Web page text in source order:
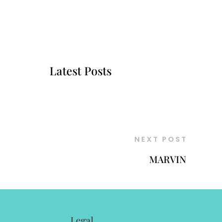
Latest Posts
NEXT POST
MARVIN